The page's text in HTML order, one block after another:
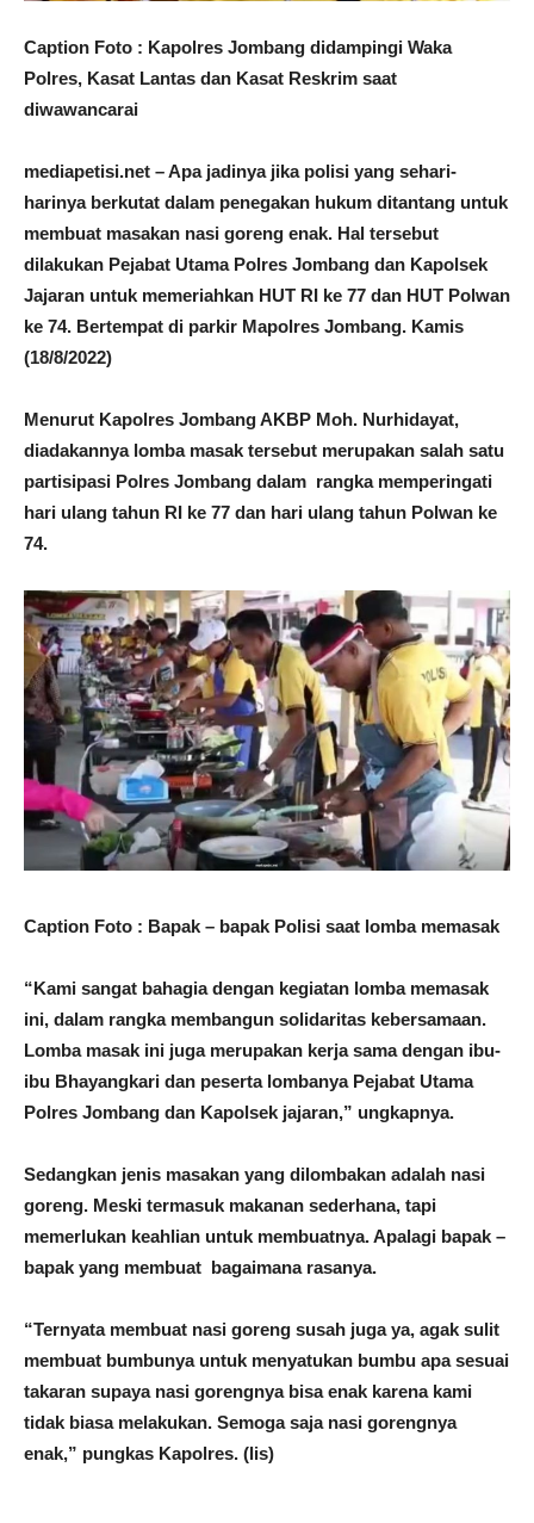
Caption Foto : Kapolres Jombang didampingi Waka
Polres, Kasat Lantas dan Kasat Reskrim saat
diwawancarai
mediapetisi.net – Apa jadinya jika polisi yang sehari-
harinya berkutat dalam penegakan hukum ditantang untuk
membuat masakan nasi goreng enak. Hal tersebut
dilakukan Pejabat Utama Polres Jombang dan Kapolsek
Jajaran untuk memeriahkan HUT RI ke 77 dan HUT Polwan
ke 74. Bertempat di parkir Mapolres Jombang. Kamis
(18/8/2022)
Menurut Kapolres Jombang AKBP Moh. Nurhidayat,
diadakannya lomba masak tersebut merupakan salah satu
partisipasi Polres Jombang dalam rangka memperingati
hari ulang tahun RI ke 77 dan hari ulang tahun Polwan ke
74.
Caption Foto : Bapak – bapak Polisi saat lomba memasak
“Kami sangat bahagia dengan kegiatan lomba memasak
ini, dalam rangka membangun solidaritas kebersamaan.
Lomba masak ini juga merupakan kerja sama dengan ibu-
ibu Bhayangkari dan peserta lombanya Pejabat Utama
Polres Jombang dan Kapolsek jajaran,” ungkapnya.
Sedangkan jenis masakan yang dilombakan adalah nasi
goreng. Meski termasuk makanan sederhana, tapi
memerlukan keahlian untuk membuatnya. Apalagi bapak –
bapak yang membuat bagaimana rasanya.
“Ternyata membuat nasi goreng susah juga ya, agak sulit
membuat bumbunya untuk menyatukan bumbu apa sesuai
takaran supaya nasi gorengnya bisa enak karena kami
tidak biasa melakukan. Semoga saja nasi gorengnya
enak,” pungkas Kapolres. (lis)